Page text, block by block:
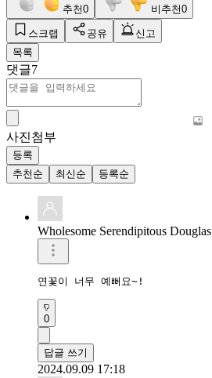
추천0 비추천0
스크랩 공유
신고
목록
댓글7
사진첨부
등록
추천순
최신순 등록순
Wholesome Serendipitous Douglas
연꽃이 너무 예뻐요~!
0
답글 쓰기
2024.09.09 17:18